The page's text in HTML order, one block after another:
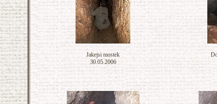
Jakejsi mostek
30.05.2006